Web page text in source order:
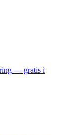
— gratis i